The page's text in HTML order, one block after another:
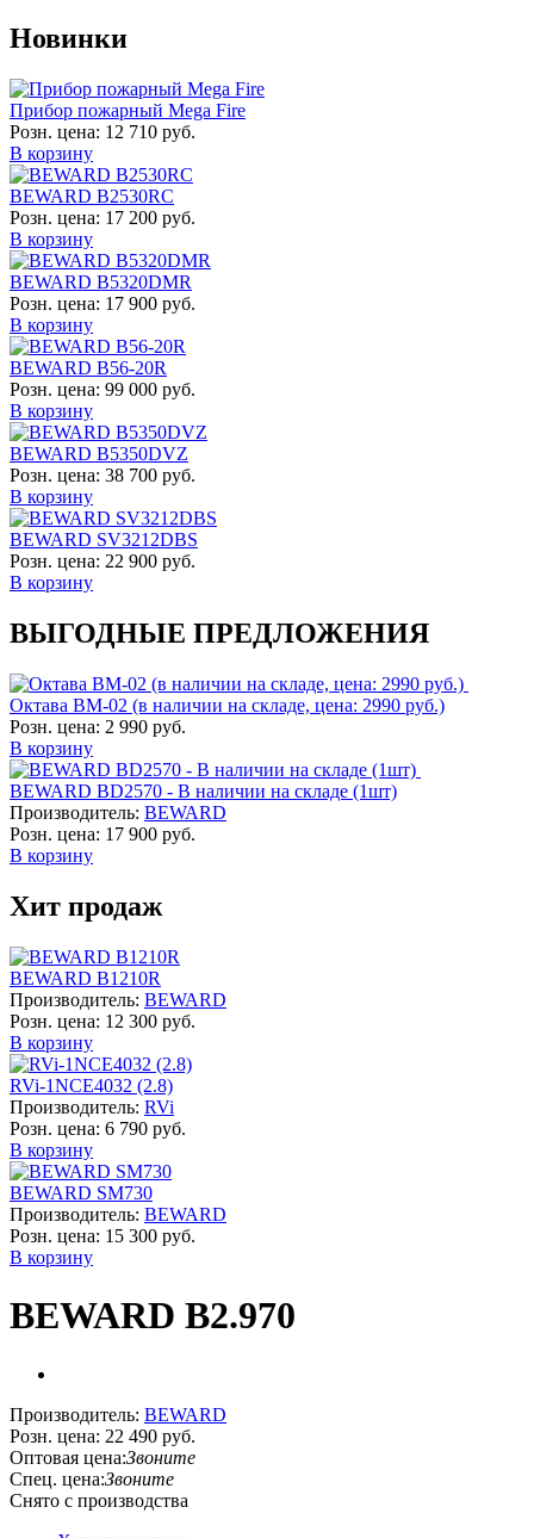
Новинки
Прибор пожарный Mega Fire
Розн. цена: 12 710 руб.
В корзину
BEWARD B2530RC
Розн. цена: 17 200 руб.
В корзину
BEWARD B5320DMR
Розн. цена: 17 900 руб.
В корзину
BEWARD B56-20R
Розн. цена: 99 000 руб.
В корзину
BEWARD B5350DVZ
Розн. цена: 38 700 руб.
В корзину
BEWARD SV3212DBS
Розн. цена: 22 900 руб.
В корзину
ВЫГОДНЫЕ ПРЕДЛОЖЕНИЯ
Октава ВМ-02 (в наличии на складе, цена: 2990 руб.)
Розн. цена: 2 990 руб.
В корзину
BEWARD BD2570 - В наличии на складе (1шт)
Производитель: BEWARD
Розн. цена: 17 900 руб.
В корзину
Хит продаж
BEWARD B1210R
Производитель: BEWARD
Розн. цена: 12 300 руб.
В корзину
RVi-1NCE4032 (2.8)
Производитель: RVi
Розн. цена: 6 790 руб.
В корзину
BEWARD SM730
Производитель: BEWARD
Розн. цена: 15 300 руб.
В корзину
BEWARD B2.970
Производитель: BEWARD
Розн. цена: 22 490 руб.
Оптовая цена:Звоните
Спец. цена:Звоните
Снято с производства